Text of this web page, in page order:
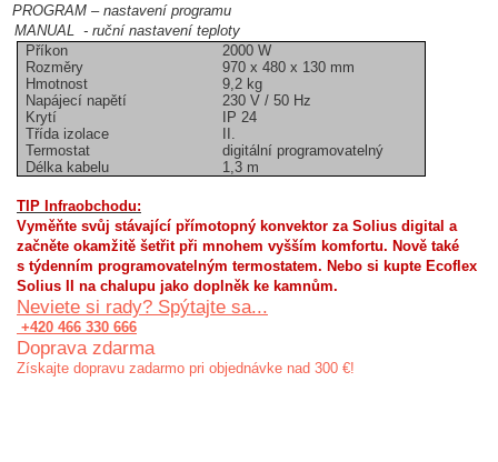
PROGRAM – nastavení programu
MANUAL - ruční nastavení teploty
Příkon
2000 W
Rozměry
970 x 480 x 130 mm
Hmotnost
9,2 kg
Napájecí napětí
230 V / 50 Hz
Krytí
IP 24
Třída izolace
II.
Termostat
digitální programovatelný
Délka kabelu
1,3 m
TIP Infraobchodu:
Vyměňte svůj stávající přímotopný konvektor za Solius digital a
začněte okamžitě šetřit při mnohem vyšším komfortu. Nově také
s týdenním programovatelným termostatem. Nebo si kupte Ecoflex
Solius II na chalupu jako doplněk ke kamnům.
Neviete si rady? Spýtajte sa...
+420 466 330 666
Doprava zdarma
Získajte dopravu zadarmo pri objednávke nad 300 €!